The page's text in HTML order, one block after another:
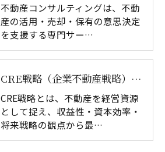
不動産コンサルティングは、不動
産の活用・売却・保有の意思決定
を支援する専門サー…
CRE戦略（企業不動産戦略）とは｜不動産価値を最大化する意思決定｜アテナ・パートナーズ
CRE戦略とは、不動産を経営資源
として捉え、収益性・資本効率・
将来戦略の観点から最…